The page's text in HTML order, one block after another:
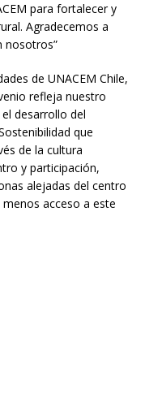
para fortalecer y
Agradecemos a
nosotros”
de UNACEM Chile,
refleja nuestro
desarrollo del
que
de la cultura
y participación,
alejadas del centro
acceso a este